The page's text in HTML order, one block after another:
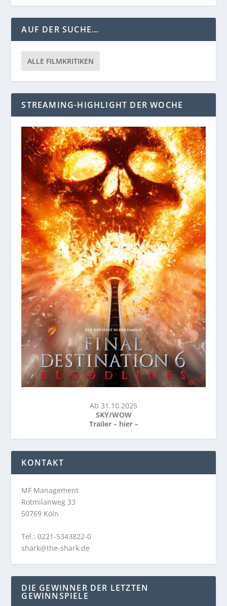
AUF DER SUCHE…
ALLE FILMKRITIKEN
STREAMING-HIGHLIGHT DER WOCHE
Ab 31.10.2025
SKY/WOW
Trailer – hier –
KONTAKT
MF Management
Rotmilanweg 33
50769 Köln
Tel.: 0221-5343822-0
shark@the-shark.de
DIE GEWINNER DER LETZTEN
GEWINNSPIELE